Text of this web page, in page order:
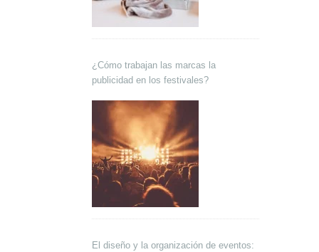
¿Cómo trabajan las marcas la
publicidad en los festivales?
El diseño y la organización de eventos: